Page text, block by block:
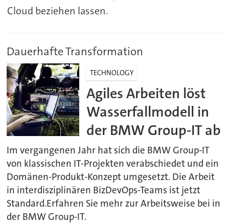
Cloud beziehen lassen.
Dauerhafte Transformation
TECHNOLOGY
Agiles Arbeiten löst
Wasserfallmodell in
der BMW Group-IT ab
Im vergangenen Jahr hat sich die BMW Group-IT
von klassischen IT-Projekten verabschiedet und ein
Domänen-Produkt-Konzept umgesetzt. Die Arbeit
in interdisziplinären BizDevOps-Teams ist jetzt
Standard.Erfahren Sie mehr zur Arbeitsweise bei in
der BMW Group-IT.